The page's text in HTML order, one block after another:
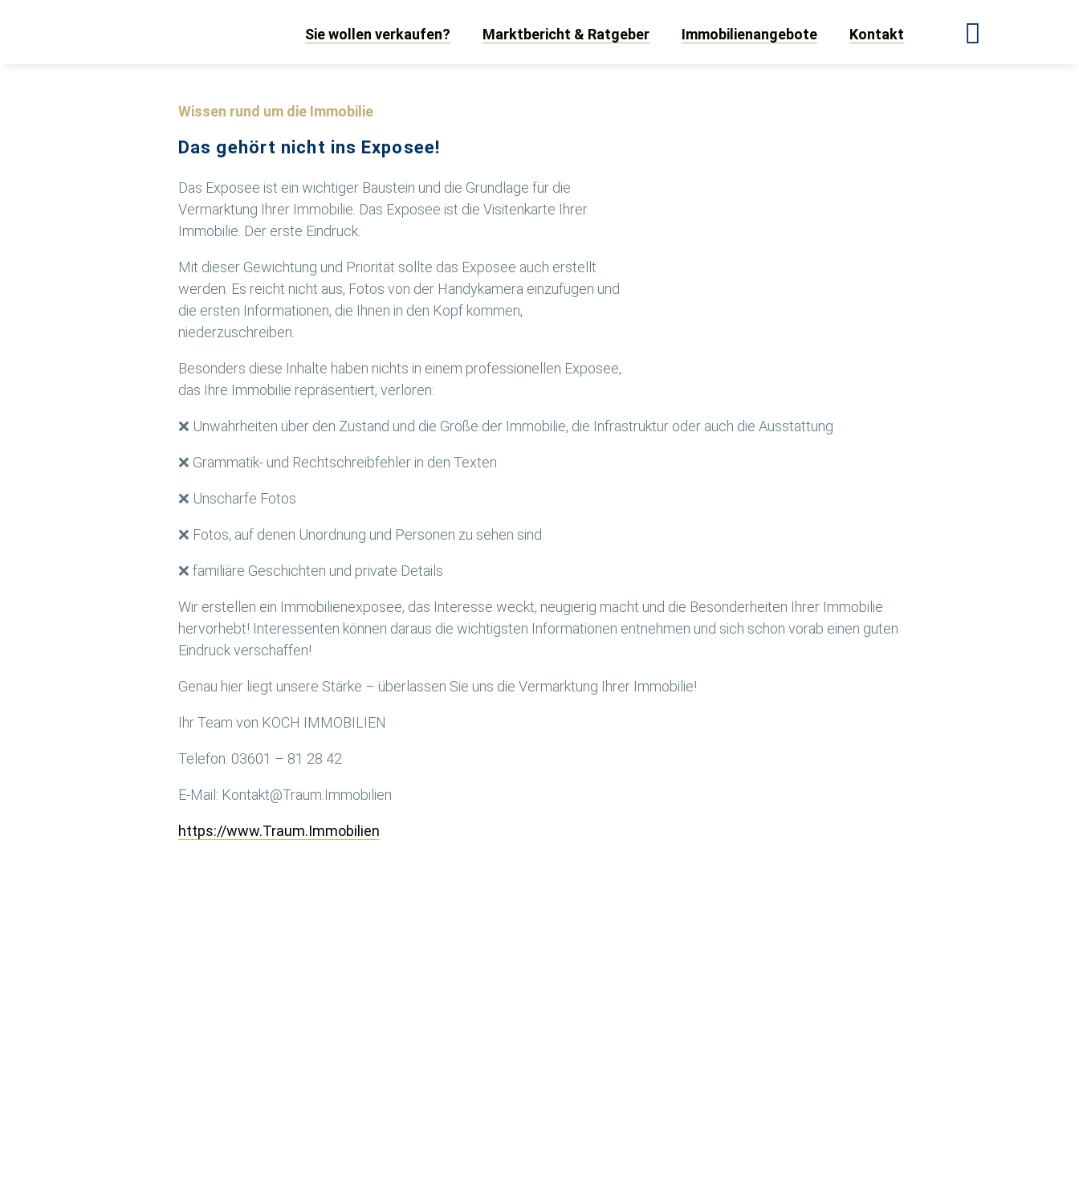
Sie wollen verkaufen? Marktbericht & Ratgeber Immobilienangebote Kontakt
Wissen rund um die Immobilie
Das gehört nicht ins Exposee!
Das Exposee ist ein wichtiger Baustein und die Grundlage für die
Vermarktung Ihrer Immobilie. Das Exposee ist die Visitenkarte Ihrer
Immobilie. Der erste Eindruck.
Mit dieser Gewichtung und Priorität sollte das Exposee auch erstellt
werden. Es reicht nicht aus, Fotos von der Handykamera einzufügen und
die ersten Informationen, die Ihnen in den Kopf kommen,
niederzuschreiben.
Besonders diese Inhalte haben nichts in einem professionellen Exposee,
das Ihre Immobilie repräsentiert, verloren:
❌ Unwahrheiten über den Zustand und die Größe der Immobilie, die Infrastruktur oder auch die Ausstattung
❌ Grammatik- und Rechtschreibfehler in den Texten
❌ Unscharfe Fotos
❌ Fotos, auf denen Unordnung und Personen zu sehen sind
❌ familiäre Geschichten und private Details
Wir erstellen ein Immobilienexposee, das Interesse weckt, neugierig macht und die Besonderheiten Ihrer Immobilie
hervorhebt! Interessenten können daraus die wichtigsten Informationen entnehmen und sich schon vorab einen guten
Eindruck verschaffen!
Genau hier liegt unsere Stärke – überlassen Sie uns die Vermarktung Ihrer Immobilie!
Ihr Team von KOCH IMMOBILIEN
Telefon: 03601 – 81 28 42
E-Mail: Kontakt@Traum.Immobilien
https://www.Traum.Immobilien